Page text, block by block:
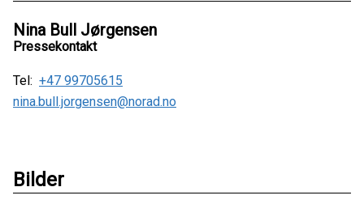
Nina Bull Jørgensen
Pressekontakt
Tel: +47 99705615
nina.bull.jorgensen@norad.no
Bilder